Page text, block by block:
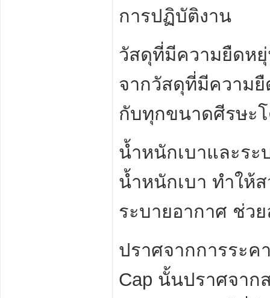
การปฏิบัติงาน
วัสดุที่มีความยืดห
จากวัสดุที่มีความ
กับทุกขนาดศีรษะ
น้ำหนักเบาและระ
น้ำหนักเบา ทำให้
ระบายอากาศ ช่ว
ปราศจากการระค
Cap นั้นปราศจาก